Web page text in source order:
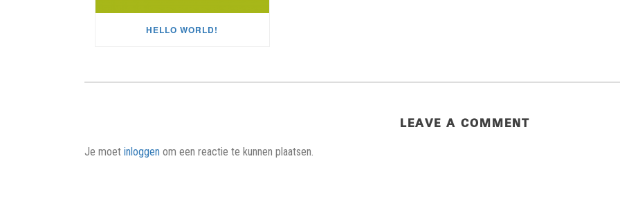
HELLO WORLD!
LEAVE A COMMENT
Je moet inloggen om een reactie te kunnen plaatsen.